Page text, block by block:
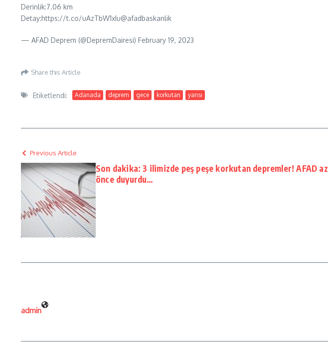
Derinlik:7.06 km
Detay:https://t.co/uAzTbW1xIu@afadbaskanlik
— AFAD Deprem (@DepremDairesi) February 19, 2023
Share this Article
Etiketlendi: Adanada deprem gece korkutan yarısı
Previous Article
Son dakika: 3 ilimizde peş peşe korkutan depremler! AFAD az
önce duyurdu…
admin